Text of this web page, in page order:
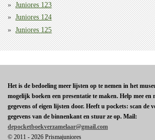
Juniores 123
Juniores 124
Juniores 125
Het is de bedoeling meer lijsten op te nemen in het
mogelijk boeken een presentatie te maken. Help mee en
gegevens of eigen lijsten door. Heeft u pockets: scan de
gegevens van de binnenkant en stuur ze op. Mail:
depocketboekverzamelaar@gmail.com
© 2011 - 2026 Prismajuniores